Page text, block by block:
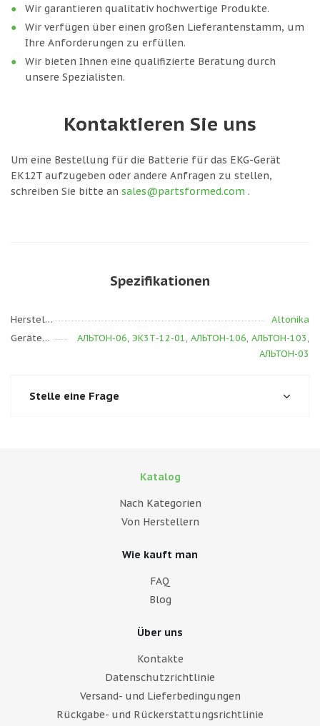
Wir garantieren qualitativ hochwertige Produkte.
Wir verfügen über einen großen Lieferantenstamm, um
Ihre Anforderungen zu erfüllen.
Wir bieten Ihnen eine qualifizierte Beratung durch
unsere Spezialisten.
Kontaktieren Sie uns
Um eine Bestellung für die Batterie für das EKG-Gerät
EK12T aufzugeben oder andere Anfragen zu stellen,
schreiben Sie bitte an sales@partsformed.com .
Spezifikationen
Hersteller
Altonika
Gerätemodell
АЛЬТОН-06, ЭК3Т-12-01, АЛЬТОН-106, АЛЬТОН-103,
АЛЬТОН-03
Stelle eine Frage
Katalog
Nach Kategorien
Von Herstellern
Wie kauft man
FAQ
Blog
Über uns
Kontakte
Datenschutzrichtlinie
Versand- und Lieferbedingungen
Rückgabe- und Rückerstattungsrichtlinie